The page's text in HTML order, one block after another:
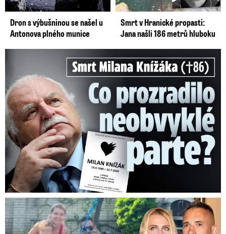
Dron s výbušninou se našel u
Antonova plného munice
Smrt v Hranické propasti:
Jana našli 186 metrů hluboku
Smrt Milana Knížáka (†86): Co prozradilo neobvyklé parte?
Plekanec a Šafářová o výchově dětí: Překvapivé přiznání